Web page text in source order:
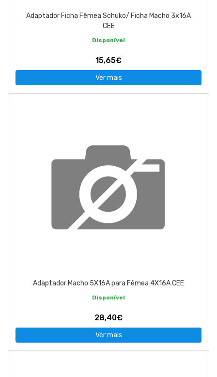
Adaptador Ficha Fêmea Schuko/ Ficha Macho 3x16A
CEE
Disponível
15,65€
Ver mais
Adaptador Macho 5X16A para Fêmea 4X16A CEE
Disponível
28,40€
Ver mais